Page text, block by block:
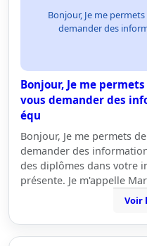
Bonjour, Je me
demander des
Bonjour, Je me
vous demander des
équ
Bonjour, Je me permets
demander des
des diplômes dans votre
présente. Je m'appelle
Voir